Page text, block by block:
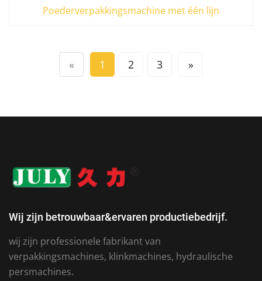
Poederverpakkingsmachine met één lijn
« 1 2 3 »
Wij zijn betrouwbaar&ervaren productiebedrijf.
wij zijn professionele fabrikant van
verpakkingsmachines, klinkmachines, hydraulische
persmachines.